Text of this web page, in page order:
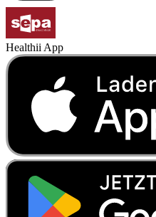
Healthii App